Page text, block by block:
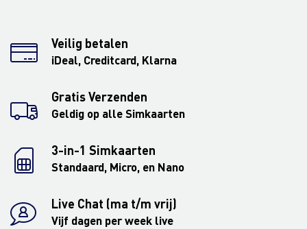
Veilig betalen
iDeal, Creditcard, Klarna
Gratis Verzenden
Geldig op alle Simkaarten
3-in-1 Simkaarten
Standaard, Micro, en Nano
Live Chat (ma t/m vrij)
Vijf dagen per week live